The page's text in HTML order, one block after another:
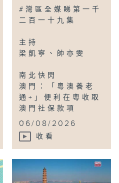
山海相擁的郊遊之旅
變身嶺南文化嘉年華
走紅
盛會展廳
響鳥類繁育交響曲
#灣區全媒睇第一千
二百一十九集
主持
梁凱寧、帥亦雯
南北快閃
澳門：「粵澳養老
通+」便利在粵收取
澳門社保款項
...
06/08/2026
收看